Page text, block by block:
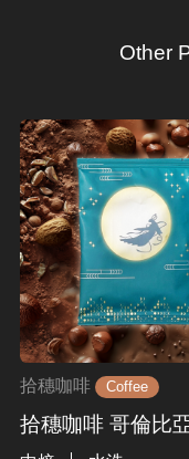
Other
拾穗咖啡 Coffee